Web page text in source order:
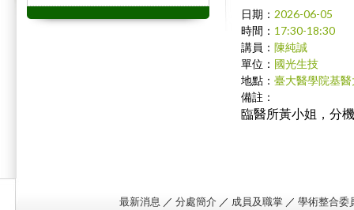
日期： 2026-06-05
時間 ： 17:30-18:30
講員： 陳純誠
單位： 國光生技
地點： 臺大醫學院基
備註：
臨醫所黃小姐，分
最新消息 ／ 分處簡介 ／ 成員及職掌 ／ 學術整合委